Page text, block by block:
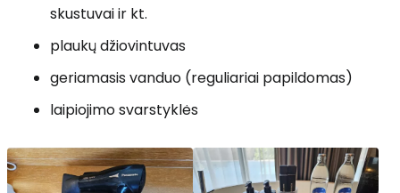
skustuvai ir kt.
plaukų džiovintuvas
geriamasis vanduo (reguliariai papildomas)
laipiojimo svarstyklės